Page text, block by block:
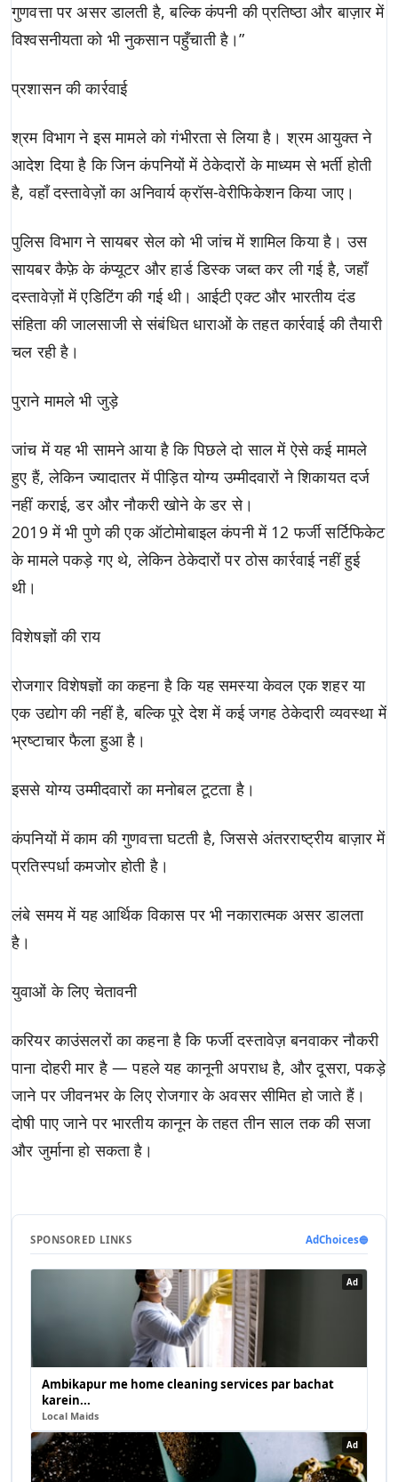
गुणवत्ता पर असर डालती है, बल्कि कंपनी की प्रतिष्ठा और बाज़ार में
विश्वसनीयता को भी नुकसान पहुँचाती है।”
प्रशासन की कार्रवाई
श्रम विभाग ने इस मामले को गंभीरता से लिया है। श्रम आयुक्त ने
आदेश दिया है कि जिन कंपनियों में ठेकेदारों के माध्यम से भर्ती होती
है, वहाँ दस्तावेज़ों का अनिवार्य क्रॉस-वेरीफिकेशन किया जाए।
पुलिस विभाग ने सायबर सेल को भी जांच में शामिल किया है। उस
सायबर कैफ़े के कंप्यूटर और हार्ड डिस्क जब्त कर ली गई है, जहाँ
दस्तावेज़ों में एडिटिंग की गई थी। आईटी एक्ट और भारतीय दंड
संहिता की जालसाजी से संबंधित धाराओं के तहत कार्रवाई की तैयारी
चल रही है।
पुराने मामले भी जुड़े
जांच में यह भी सामने आया है कि पिछले दो साल में ऐसे कई मामले
हुए हैं, लेकिन ज्यादातर में पीड़ित योग्य उम्मीदवारों ने शिकायत दर्ज
नहीं कराई, डर और नौकरी खोने के डर से।
2019 में भी पुणे की एक ऑटोमोबाइल कंपनी में 12 फर्जी सर्टिफिकेट
के मामले पकड़े गए थे, लेकिन ठेकेदारों पर ठोस कार्रवाई नहीं हुई
थी।
विशेषज्ञों की राय
रोजगार विशेषज्ञों का कहना है कि यह समस्या केवल एक शहर या
एक उद्योग की नहीं है, बल्कि पूरे देश में कई जगह ठेकेदारी व्यवस्था में
भ्रष्टाचार फैला हुआ है।
इससे योग्य उम्मीदवारों का मनोबल टूटता है।
कंपनियों में काम की गुणवत्ता घटती है, जिससे अंतरराष्ट्रीय बाज़ार में
प्रतिस्पर्धा कमजोर होती है।
लंबे समय में यह आर्थिक विकास पर भी नकारात्मक असर डालता
है।
युवाओं के लिए चेतावनी
करियर काउंसलरों का कहना है कि फर्जी दस्तावेज़ बनवाकर नौकरी
पाना दोहरी मार है — पहले यह कानूनी अपराध है, और दूसरा, पकड़े
जाने पर जीवनभर के लिए रोजगार के अवसर सीमित हो जाते हैं।
दोषी पाए जाने पर भारतीय कानून के तहत तीन साल तक की सजा
और जुर्माना हो सकता है।
SPONSORED LINKS AdChoices🔵
Ad
Ambikapur me home cleaning services par bachat
karein...
Local Maids
Ad